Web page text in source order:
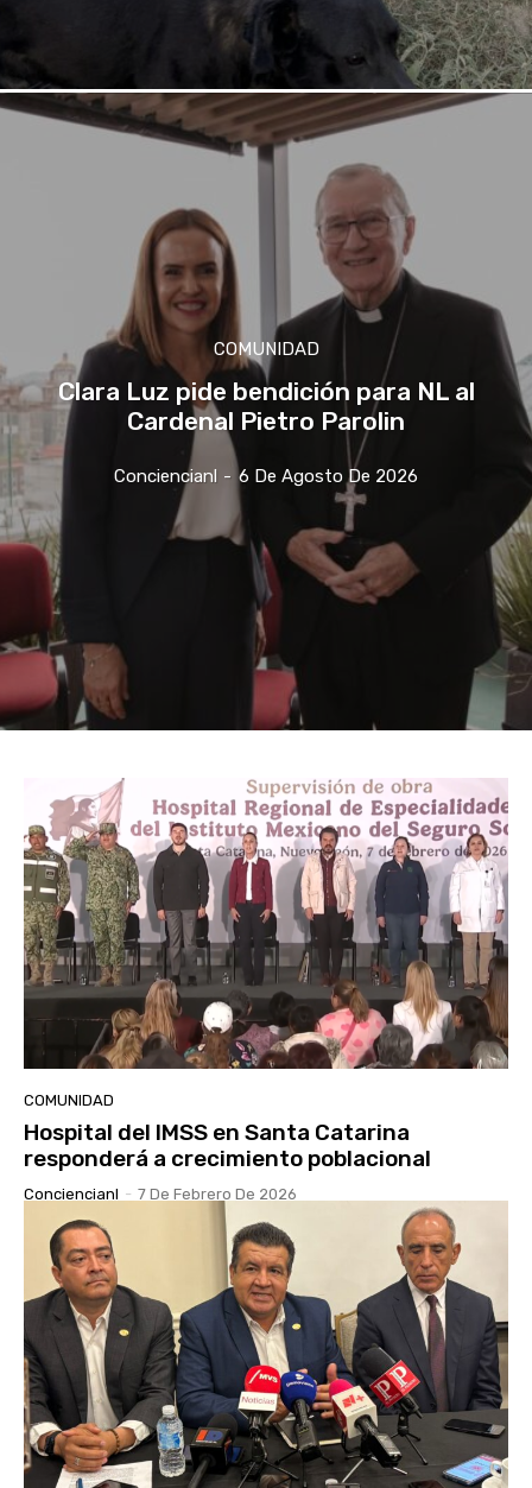
COMUNIDAD
Clara Luz pide bendición para NL al
Cardenal Pietro Parolin
Conciencianl - 6 De Agosto De 2026
COMUNIDAD
Hospital del IMSS en Santa Catarina
responderá a crecimiento poblacional
Conciencianl - 7 De Febrero De 2026